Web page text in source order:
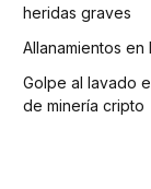
heridas graves
Allanamientos
Golpe al lavado
de minería cripto